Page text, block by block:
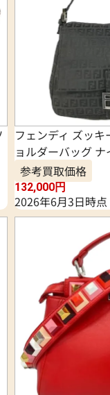
フェンディ ズッ
ョルダーバッグ
参考買取価格
132,000円
2026年6月3日時点